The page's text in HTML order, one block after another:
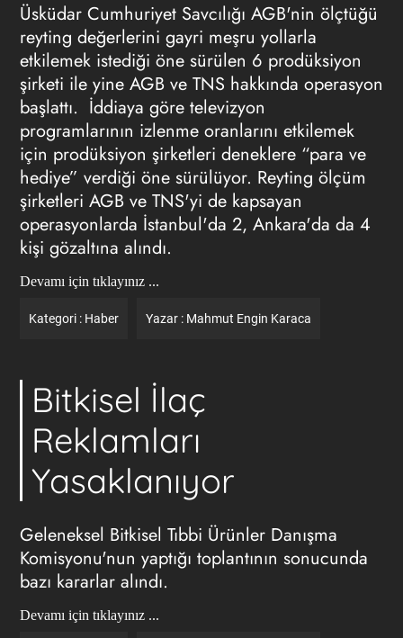
Üsküdar Cumhuriyet Savcılığı AGB'nin ölçtüğü
reyting değerlerini gayri meşru yollarla
etkilemek istediği öne sürülen 6 prodüksiyon
şirketi ile yine AGB ve TNS hakkında operasyon
başlattı. İddiaya göre televizyon
programlarının izlenme oranlarını etkilemek
için prodüksiyon şirketleri deneklere “para ve
hediye” verdiği öne sürülüyor. Reyting ölçüm
şirketleri AGB ve TNS'yi de kapsayan
operasyonlarda İstanbul'da 2, Ankara'da da 4
kişi gözaltına alındı.
Devamı için tıklayınız ...
Kategori : Haber Yazar : Mahmut Engin Karaca
Bitkisel İlaç
Reklamları
Yasaklanıyor
Geleneksel Bitkisel Tıbbi Ürünler Danışma
Komisyonu'nun yaptığı toplantının sonucunda
bazı kararlar alındı.
Devamı için tıklayınız ...